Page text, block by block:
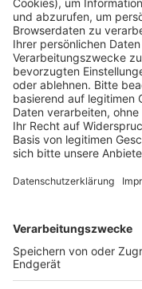
Sonntagabend (11.
zwischen Wesseling
Nach ersten
mit seinem Wagen
gewesen sein. Laut
Baustelle andere
Geschwindigkeit
unvermittelt auf die
mussten andere
Ergebnis: Mehrere
BMW-Fahrer gab
hat die Polizei das
Anzeige